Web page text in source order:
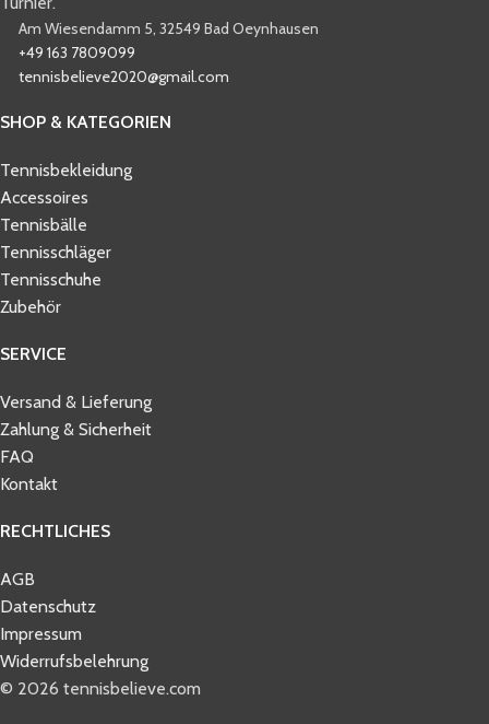
Am Wiesendamm 5, 32549 Bad Oeynhausen
+49 163 7809099
tennisbelieve2020@gmail.com
SHOP & KATEGORIEN
Tennisbekleidung
Accessoires
Tennisbälle
Tennisschläger
Tennisschuhe
Zubehör
SERVICE
Versand & Lieferung
Zahlung & Sicherheit
FAQ
Kontakt
RECHTLICHES
AGB
Datenschutz
Impressum
Widerrufsbelehrung
© 2026 tennisbelieve.com